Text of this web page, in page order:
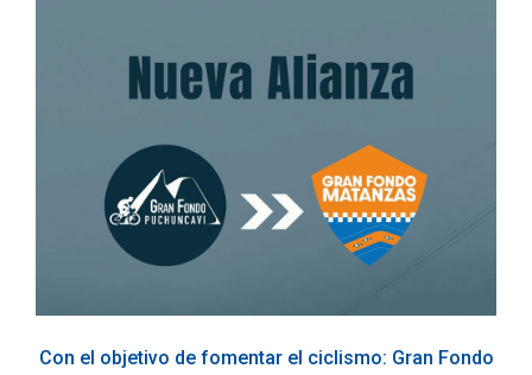
Con el objetivo de fomentar el ciclismo: Gran Fondo